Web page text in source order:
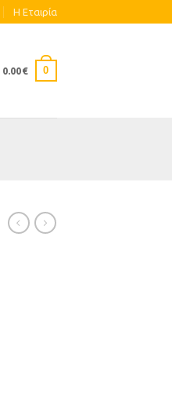
Η Eταιρία
0.00€ 0